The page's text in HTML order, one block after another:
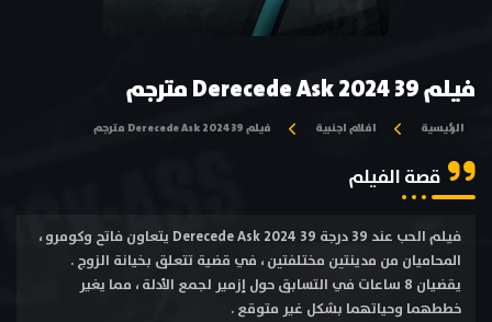
فيلم 39 Derecede Ask 2024 مترجم
الرئيسية افلام اجنبية فيلم 39 Derecede Ask 2024 مترجم
قصة الفيلم
فيلم الحب عند 39 درجة 39 Derecede Ask 2024 يتعاون فاتح وكومرو ،
المحاميان من مدينتين مختلفتين ، في قضية تتعلق بخيانة الزوج .
يقضيان 8 ساعات في التسابق حول إزمير لجمع الأدلة ، مما يغير
خططهما وحياتهما بشكل غير متوقع .